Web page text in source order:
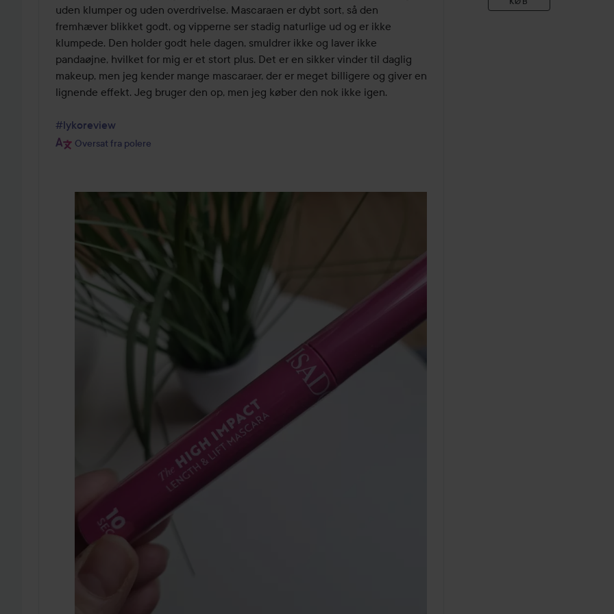
uden klumper og uden overdrivelse. Mascaraen er dybt sort, så den
fremhæver blikket godt, og vipperne ser stadig naturlige ud og er ikke
klumpede. Den holder godt hele dagen, smuldrer ikke og laver ikke
pandaøjne, hvilket for mig er et stort plus. Det er en sikker vinder til daglig
makeup, men jeg kender mange mascaraer, der er meget billigere og giver en
lignende effekt. Jeg bruger den op, men jeg køber den nok ikke igen.
#lykoreview
Oversat fra polere